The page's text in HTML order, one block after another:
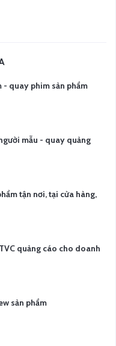
- quay phim sản phẩm
mẫu - quay quảng
tận nơi, tại cửa hàng,
quảng cáo cho doanh
sản phẩm